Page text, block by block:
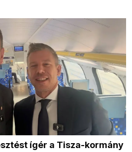
ígér a Tisza-kormány